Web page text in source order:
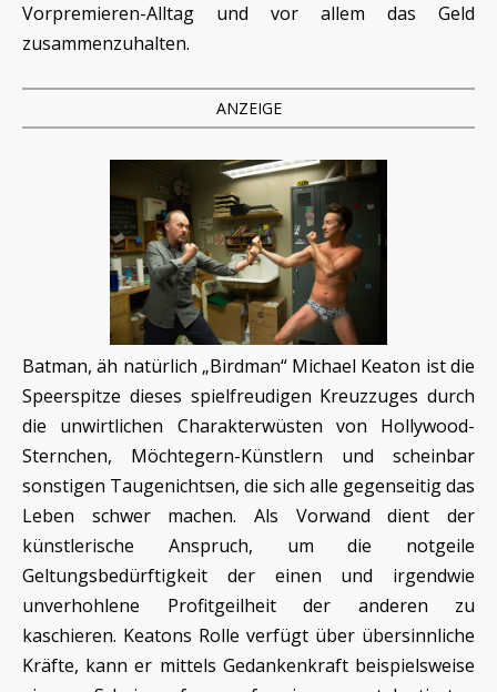
Vorpremieren-Alltag und vor allem das Geld
zusammenzuhalten.
ANZEIGE
Batman, äh natürlich „Birdman“ Michael Keaton ist die
Speerspitze dieses spielfreudigen Kreuzzuges durch
die unwirtlichen Charakterwüsten von Hollywood-
Sternchen, Möchtegern-Künstlern und scheinbar
sonstigen Taugenichtsen, die sich alle gegenseitig das
Leben schwer machen. Als Vorwand dient der
künstlerische Anspruch, um die notgeile
Geltungsbedürftigkeit der einen und irgendwie
unverhohlene Profitgeilheit der anderen zu
kaschieren. Keatons Rolle verfügt über übersinnliche
Kräfte, kann er mittels Gedankenkraft beispielsweise